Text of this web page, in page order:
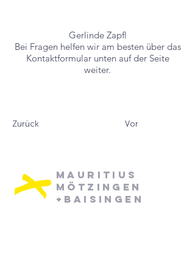
Gerlinde Zapfl
Bei Fragen helfen wir am besten über das
Kontaktformular unten auf der Seite
weiter.
Zurück Vor
Mauritius
Mötzingen
+Baisingen